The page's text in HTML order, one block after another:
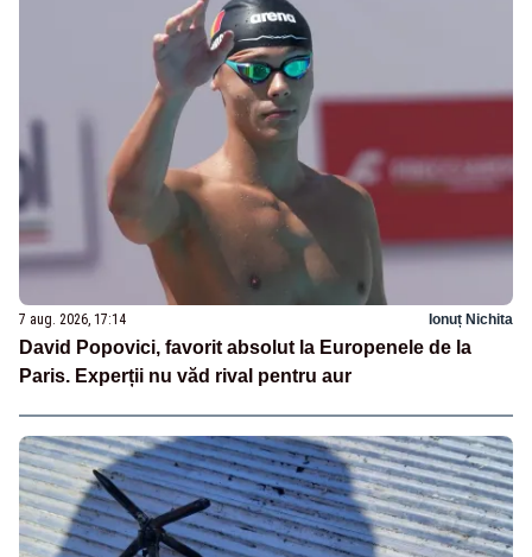
7 aug. 2026, 17:14 Ionuț Nichita
David Popovici, favorit absolut la Europenele de la
Paris. Experții nu văd rival pentru aur